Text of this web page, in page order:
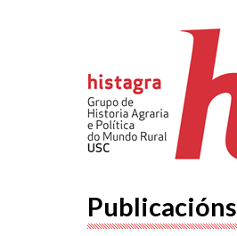
Publicacións